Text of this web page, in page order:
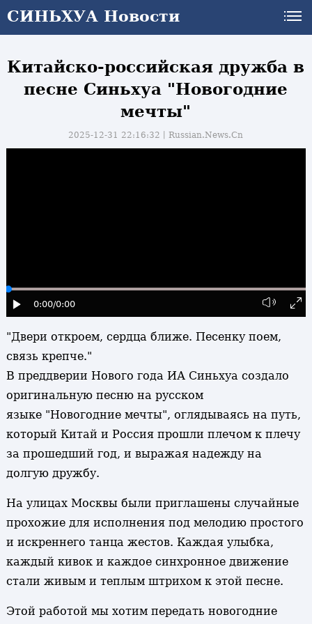
СИНЬХУА Новости
СИНЬХУА Новости
Китайско-российская дружба в
песне Синьхуа "Новогодние
мечты"
2025-12-31 22:16:32丨Russian.News.Cn
0:00/0:00
"Двери откроем, сердца ближе. Песенкупоем,
связь крепче."
В преддверии Нового года ИА Синьхуа создало
оригинальную песню на русском
языке "Новогодние мечты", оглядываясь на путь,
который Китай и Россия прошли плечом к плечу
за прошедший год, и выражая надежду на
долгую дружбу.
На улицах Москвы были приглашены случайные
прохожие для исполнения под мелодию простого
и искреннего танца жестов. Каждая улыбка,
каждый кивок и каждое синхронное движение
стали живым и теплым штрихом к этой песне.
Этой работой мы хотим передать новогодние